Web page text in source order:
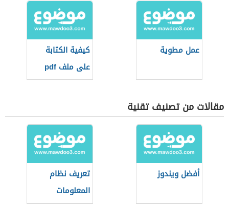
عمل مطوية
كيفية الكتابة
على ملف pdf
مقالات من تصنيف تقنية
أفضل ويندوز
تعريف نظام
المعلومات